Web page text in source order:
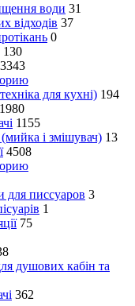
води 31
відходів 37
0
130
3343
для кухні) 194
1980
1155
і змішувач) 13
4508
для писсуаров 3
1
75
душових кабін та
362